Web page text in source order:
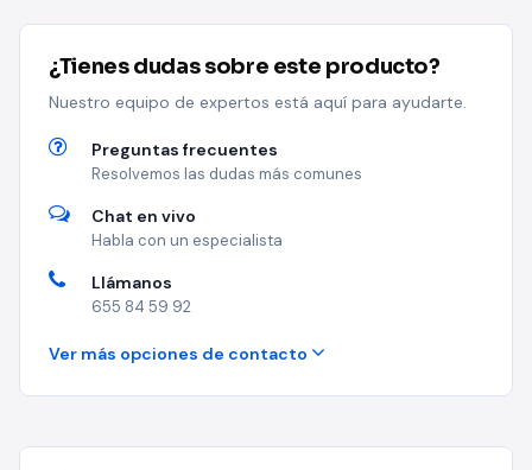
¿Tienes dudas sobre este producto?
Nuestro equipo de expertos está aquí para ayudarte.
Preguntas frecuentes
Resolvemos las dudas más comunes
Chat en vivo
Habla con un especialista
Llámanos
655 84 59 92
Ver más opciones de contacto